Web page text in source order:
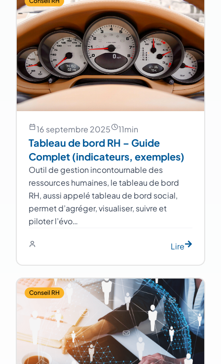
16 septembre 2025 11min
Tableau de bord RH – Guide
Complet (indicateurs, exemples)
Outil de gestion incontournable des
ressources humaines, le tableau de bord
RH, aussi appelé tableau de bord social,
permet d’agréger, visualiser, suivre et
piloter l’évo…
Lire
Conseil RH